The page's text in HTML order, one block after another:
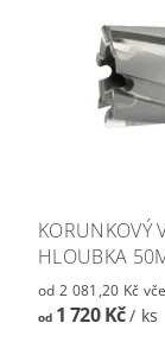
KORUNKOVÝ
HLOUBKA
od 2
od1 720 Kč/ ks